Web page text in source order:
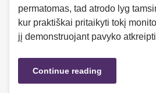
permatomas, tad atrodo lyg
kur praktiškai pritaikyti tokį
jį demonstruojant pavyko
Continue reading